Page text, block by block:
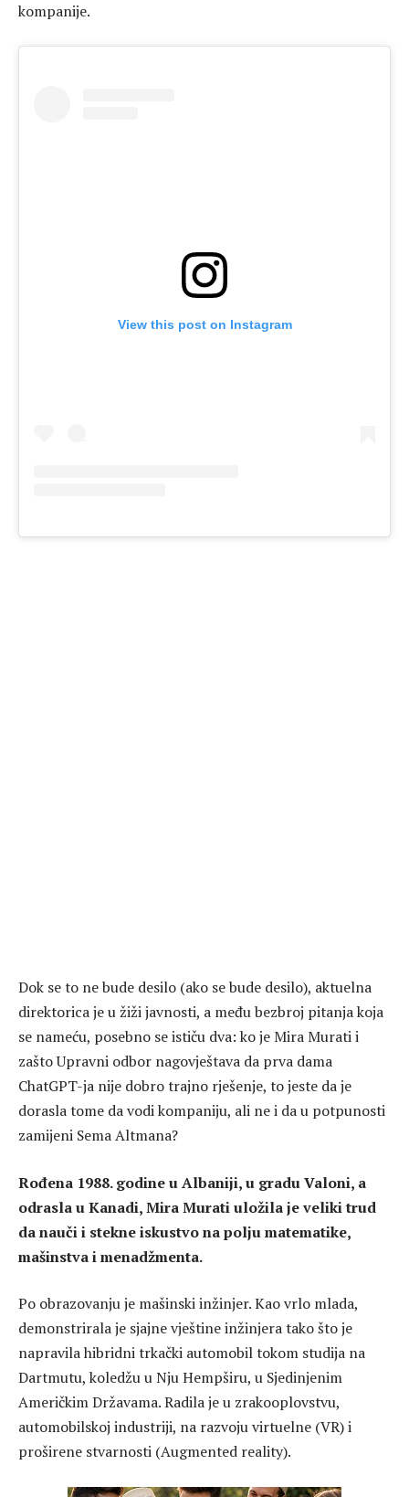
kompanije.
View this post on Instagram
Dok se to ne bude desilo (ako se bude desilo), aktuelna
direktorica je u žiži javnosti, a među bezbroj pitanja koja
se nameću, posebno se ističu dva: ko je Mira Murati i
zašto Upravni odbor nagovještava da prva dama
ChatGPT-ja nije dobro trajno rješenje, to jeste da je
dorasla tome da vodi kompaniju, ali ne i da u potpunosti
zamijeni Sema Altmana?
Rođena 1988. godine u Albaniji, u gradu Valoni, a
odrasla u Kanadi, Mira Murati uložila je veliki trud
da nauči i stekne iskustvo na polju matematike,
mašinstva i menadžmenta.
Po obrazovanju je mašinski inžinjer. Kao vrlo mlada,
demonstrirala je sjajne vještine inžinjera tako što je
napravila hibridni trkački automobil tokom studija na
Dartmutu, koledžu u Nju Hempširu, u Sjedinjenim
Američkim Državama. Radila je u zrakooplovstvu,
automobilskoj industriji, na razvoju virtuelne (VR) i
proširene stvarnosti (Augmented reality).